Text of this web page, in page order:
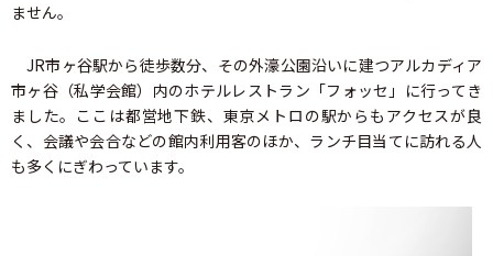
ません。
JR市ヶ谷駅から徒歩数分、その外濠公園沿いに建つアルカディア
市ヶ谷（私学会館）内のホテルレストラン「フォッセ」に行ってき
ました。ここは都営地下鉄、東京メトロの駅からもアクセスが良
く、会議や会合などの館内利用客のほか、ランチ目当てに訪れる人
も多くにぎわっています。